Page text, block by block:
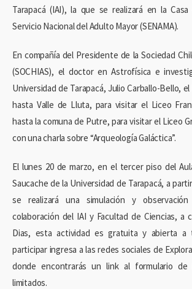
Tarapacá (IAI), la que se realizará en la
Servicio Nacional del Adulto Mayor (SENAMA).
En compañía del Presidente de la Sociedad
(SOCHIAS), el doctor en Astrofísica e
Universidad de Tarapacá, Julio Carballo-Bello, el
hasta Valle de Lluta, para visitar el Liceo
hasta la comuna de Putre, para visitar el Liceo
con una charla sobre “Arqueología Galáctica”.
El lunes 20 de marzo, en el tercer piso del
Saucache de la Universidad de Tarapacá, a
se realizará una simulación y
colaboración del IAI y Facultad de Ciencias, a
Dias, esta actividad es gratuita y abierta a
participar ingresa a las redes sociales de
donde encontrarás un link al formulario de
limitados.